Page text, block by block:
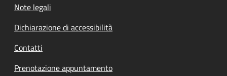
Note legali
Dichiarazione di accessibilità
Contatti
Prenotazione appuntamento